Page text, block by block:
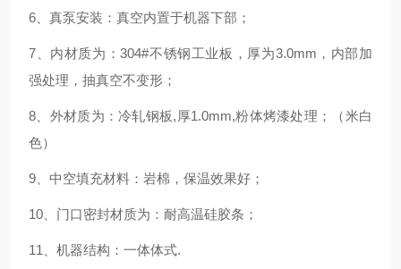
6 、真泵安装：真空内置于机器下部；
7 、内材质为：304#不锈钢工业板，厚为3.0mm ，内部加
强处理，抽真空不变形；
8 、外材质为：冷轧钢板, 厚1.0mm,粉体烤漆处理；（米白
色）
9 、中空填充材料：岩棉，保温效果好；
10 、门口密封材质为：耐高温硅胶条；
11 、机器结构：一体体式.